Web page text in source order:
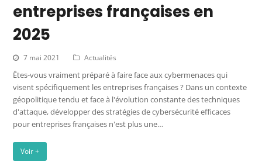
entreprises françaises en
2025
7 mai 2021 Actualités
Êtes-vous vraiment préparé à faire face aux cybermenaces qui
visent spécifiquement les entreprises françaises ? Dans un contexte
géopolitique tendu et face à l'évolution constante des techniques
d'attaque, développer des stratégies de cybersécurité efficaces
pour entreprises françaises n'est plus une…
Voir +